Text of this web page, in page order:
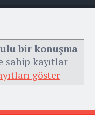
Social Links
Search
bir konuşma
sahip kayıtlar
göster